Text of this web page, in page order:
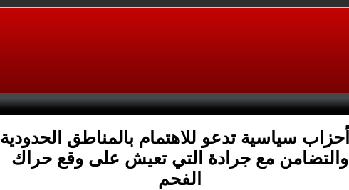
أحزاب سياسية تدعو للاهتمام بالمناطق الحدودية
والتضامن مع جرادة التي تعيش على وقع حراك
الفحم